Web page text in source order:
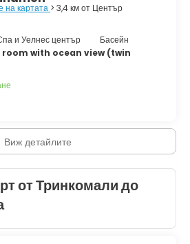
на картата > 3,4 км от Център
и Уелнес център
Басейн
with ocean view (twin
Виж детайлите
от Тринкомали до